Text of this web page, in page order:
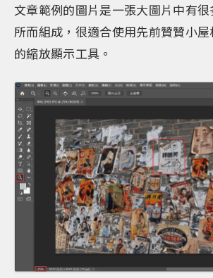
文章範例的圖片是一張大圖片中有
所而組成，很適合使用先前贊贊小
的縮放顯示工具。